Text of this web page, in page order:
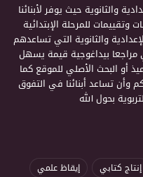
والثانوية حيث يوفر لأبنائنا
وتقييمات للمرحلة الإبتدائية
والثانوية التي تساعدهم
مراجعا بيداغوجية قيمة يسهل
أو البحث الأصلي للموقع كما
وأن تساعد أبنائنا في التفوق
بحول الله
إنتاج كتابي
إيقاظ علمي